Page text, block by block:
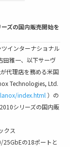
ズの国内販売開始を
インターナショナル
田雅一、以下サーヴ
代理店を務める米国
Technologies, Ltd.
index.html ）の
シリーズの国内販
クス
25GbEの18ポートと